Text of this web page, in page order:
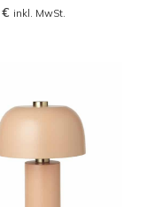
€ inkl. MwSt.